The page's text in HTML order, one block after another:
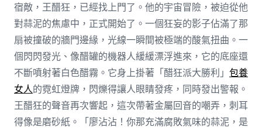
宿敵，王醋狂，已經找上門了。他的宇宙冒險，被迫從他
對蒜泥的焦慮中，正式開始了。一個狂妄的影子佔滿了那
扇被撞破的牆門邊緣，光線一瞬間被極端的酸氣扭曲。一
個閃閃發光、像醋罐的機器人緩緩漂浮進來，它的底座還
不斷噴射著白色醋霧。它身上掛著「醋狂派大勝利」包養
女人的霓虹燈牌，閃爍得讓人眼睛發疼，同時發出警報。
王醋狂的聲音再次響起，這次帶著金屬回音的嘲弄，刺耳
得像是磨砂紙。「廖沾沾！你那充滿腐敗氣味的蒜泥，是